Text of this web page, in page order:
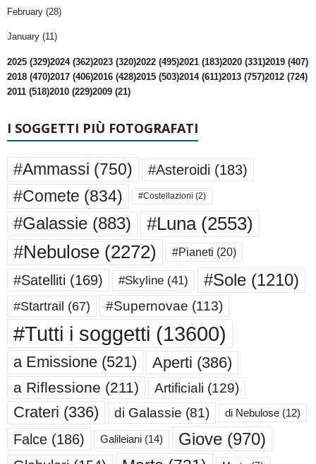
February (28)
January (11)
2025 (329)2024 (362)2023 (320)2022 (495)2021 (183)2020 (331)2019 (407)
2018 (470)2017 (406)2016 (428)2015 (503)2014 (611)2013 (757)2012 (724)
2011 (518)2010 (229)2009 (21)
I SOGGETTI PIÙ FOTOGRAFATI
#Ammassi (750) #Asteroidi (183)
#Comete (834) #Costellazioni (2)
#Galassie (883) #Luna(2553)
#Nebulose (2272) #Pianeti (20)
#Satelliti (169) #Skyline (41) #Sole (1210)
#Startrail (67) #Supernovae (113)
#Tutti i soggetti (13600)
a Emissione (521) Aperti (386)
a Riflessione (211) Artificiali (129)
Crateri (336) di Galassie (81) di Nebulose (12)
Falce (186) Galileiani (14) Giove (970)